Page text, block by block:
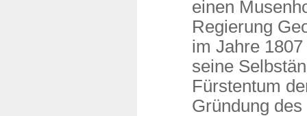
einen
Regierung
im Jahre
seine
Fürstentum
Gründung